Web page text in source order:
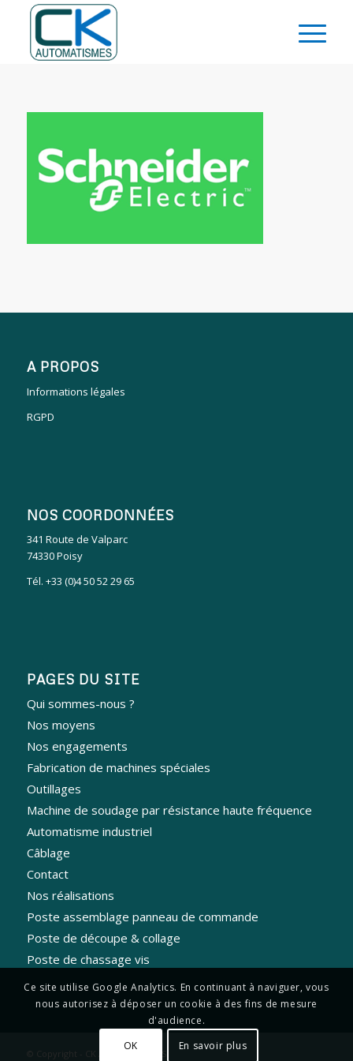
A PROPOS
Informations légales
RGPD
NOS COORDONNÉES
341 Route de Valparc
74330 Poisy
Tél. +33 (0)4 50 52 29 65
PAGES DU SITE
Qui sommes-nous ?
Nos moyens
Nos engagements
Fabrication de machines spéciales
Outillages
Machine de soudage par résistance haute fréquence
Automatisme industriel
Câblage
Contact
Nos réalisations
Poste assemblage panneau de commande
Poste de découpe & collage
Poste de chassage vis
© Copyright - CK AUTOMATISMES
Ce site utilise Google Analytics. En continuant à naviguer, vous
nous autorisez à déposer un cookie à des fins de mesure
d'audience.
OK
En savoir plus